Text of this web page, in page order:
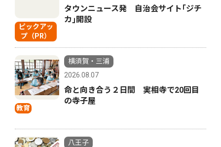
ピックアッ
プ（PR）
タウンニュース発 自治会サイト｢ジチ
カ｣開設
教育
横須賀・三浦
2026.08.07
命と向き合う２日間 実相寺で20回目
の寺子屋
八王子